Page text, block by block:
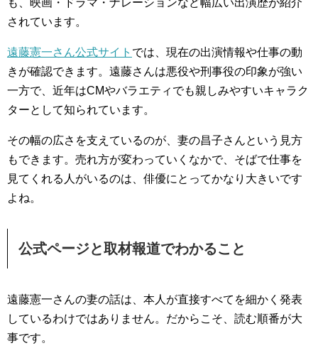
も、映画・ドラマ・ナレーションなど幅広い出演歴が紹介
されています。
遠藤憲一さん公式サイト では、現在の出演情報や仕事の動
きが確認できます。遠藤さんは悪役や刑事役の印象が強い
一方で、近年はCMやバラエティでも親しみやすいキャラク
ターとして知られています。
その幅の広さを支えているのが、妻の昌子さんという見方
もできます。売れ方が変わっていくなかで、そばで仕事を
見てくれる人がいるのは、俳優にとってかなり大きいです
よね。
公式ページと取材報道でわかること
遠藤憲一さんの妻の話は、本人が直接すべてを細かく発表
しているわけではありません。だからこそ、読む順番が大
事です。